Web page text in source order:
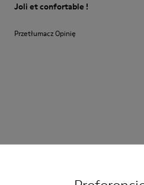
Joli et confortable !
Przetłumacz Opinię